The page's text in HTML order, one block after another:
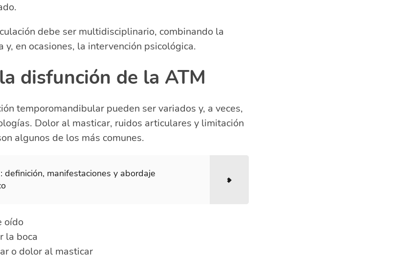
debe ser multidisciplinario, combinando la
y, en ocasiones, la intervención psicológica.
disfunción de la ATM
temporomandibular pueden ser variados y, a veces,
Dolor al masticar, ruidos articulares y limitación
algunos de los más comunes.
definición, manifestaciones y abordaje
oído
la boca
o dolor al masticar